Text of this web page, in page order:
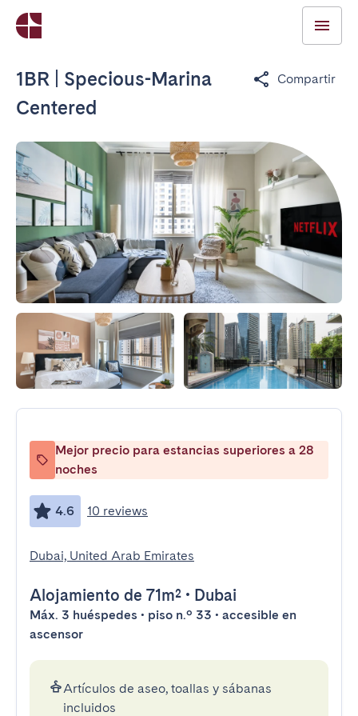
1BR | Specious-Marina
Centered
Compartir
Mejor precio para estancias superiores a 28
noches
4.6 10 reviews
Dubai, United Arab Emirates
Alojamiento de 71m² • Dubai
Máx. 3 huéspedes • piso n.º 33 • accesible en
ascensor
Artículos de aseo, toallas y sábanas
incluidos